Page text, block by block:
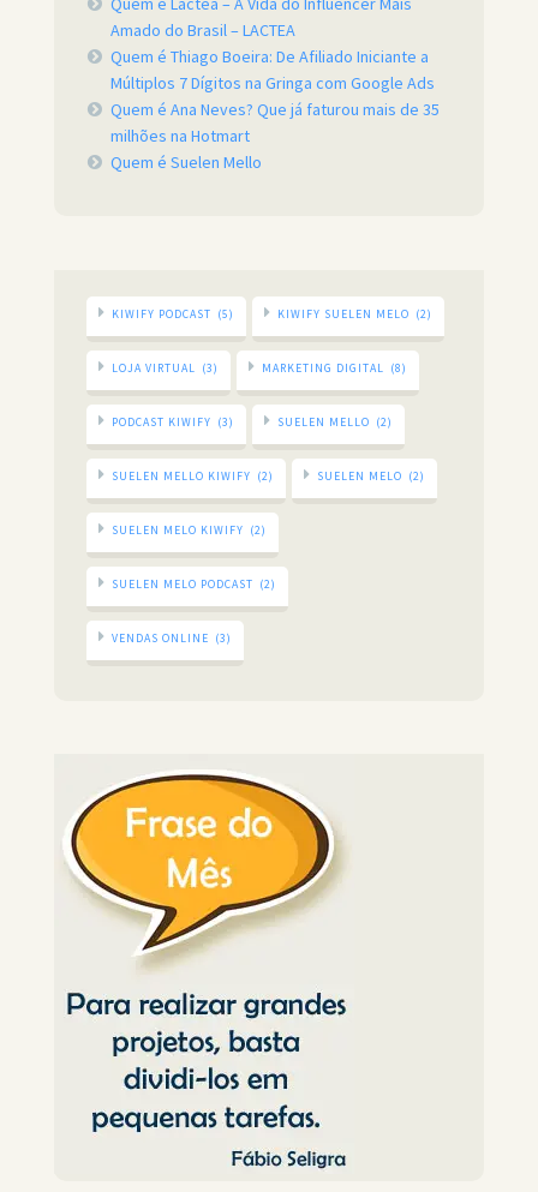
Amado do Brasil – LACTEA
Quem é Thiago Boeira: De Afiliado Iniciante a
Múltiplos 7 Dígitos na Gringa com Google Ads
Quem é Ana Neves? Que já faturou mais de 35
milhões na Hotmart
Quem é Suelen Mello
KIWIFY PODCAST (5) KIWIFY SUELEN MELO (2)
LOJA VIRTUAL (3) MARKETING DIGITAL (8)
PODCAST KIWIFY (3) SUELEN MELLO (2)
SUELEN MELLO KIWIFY (2) SUELEN MELO (2)
SUELEN MELO KIWIFY (2)
SUELEN MELO PODCAST (2)
VENDAS ONLINE (3)